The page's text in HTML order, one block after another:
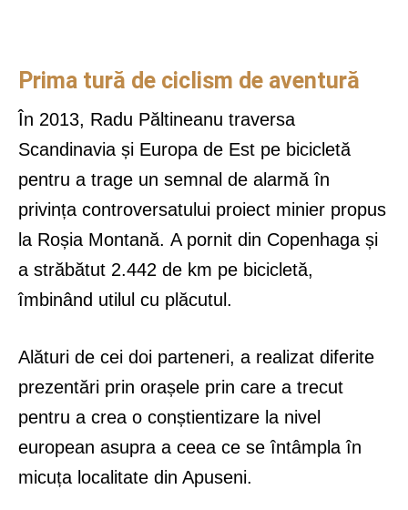
Prima tură de ciclism de aventură
În 2013, Radu Păltineanu traversa
Scandinavia și Europa de Est pe bicicletă
pentru a trage un semnal de alarmă în
privința controversatului proiect minier propus
la Roșia Montană. A pornit din Copenhaga și
a străbătut 2.442 de km pe bicicletă,
îmbinând utilul cu plăcutul.
Alături de cei doi parteneri, a realizat diferite
prezentări prin orașele prin care a trecut
pentru a crea o conștientizare la nivel
european asupra a ceea ce se întâmpla în
micuța localitate din Apuseni.